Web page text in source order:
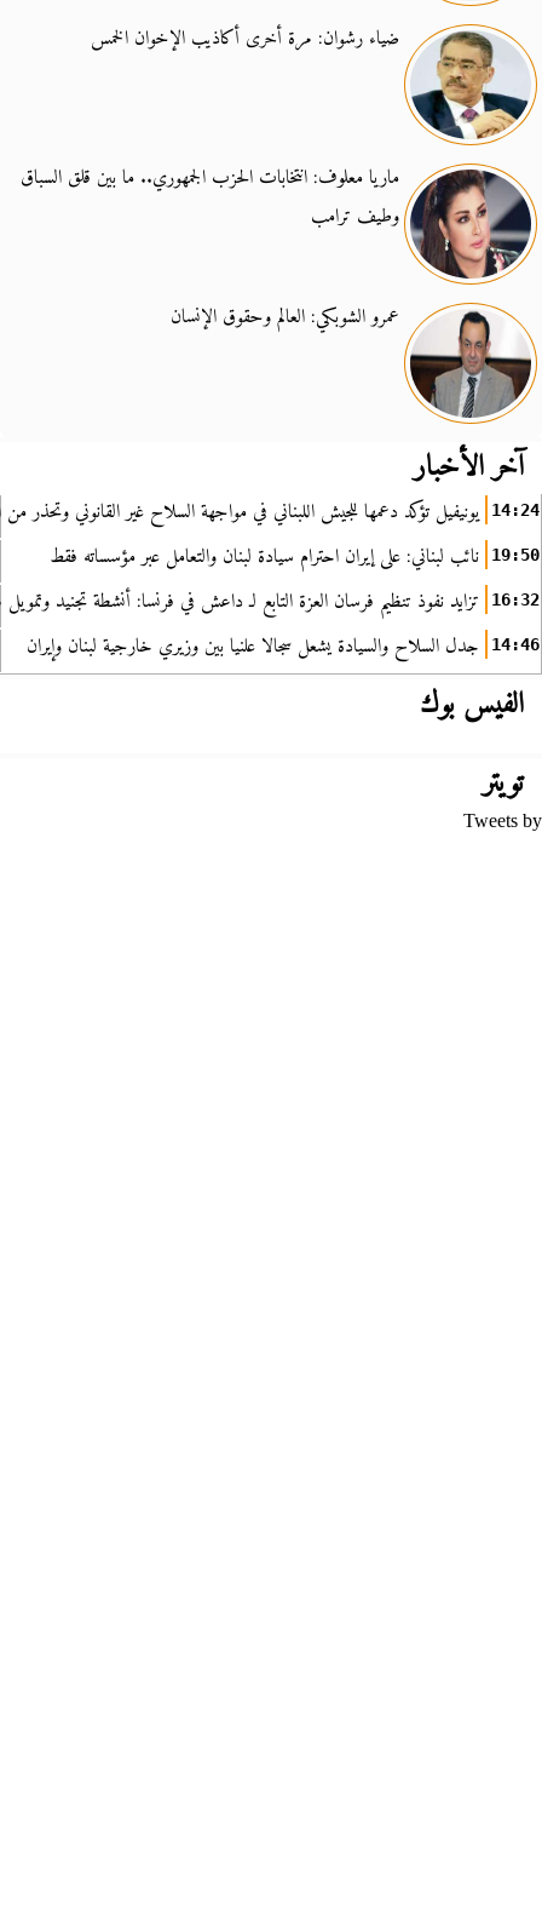
ضياء رشوان: مرة أخرى أكاذيب الإخوان الخمس
ماريا معلوف: انتخابات الحزب الجمهوري.. ما بين قلق السباق
وطيف ترامب
عمرو الشوبكي: العالم وحقوق الإنسان
آخر الأخبار
14:24 يونيفيل تؤكد دعمها للجيش اللبناني في مواجهة السلاح غير القانوني وتحذر من
19:50 نائب لبناني: على إيران احترام سيادة لبنان والتعامل عبر مؤسساته فقط
16:32 تزايد نفوذ تنظيم فرسان العزة التابع لـ داعش في فرنسا: أنشطة تجنيد
14:46 جدل السلاح والسيادة يشعل سجالا علنيا بين وزيري خارجية لبنان وإيران
الفيس بوك
تويتر
Tweets by